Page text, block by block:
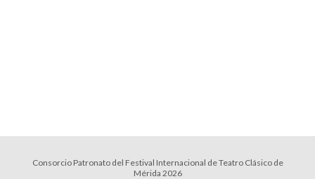
Consorcio Patronato del Festival Internacional de Teatro Clásico de
Mérida 2026